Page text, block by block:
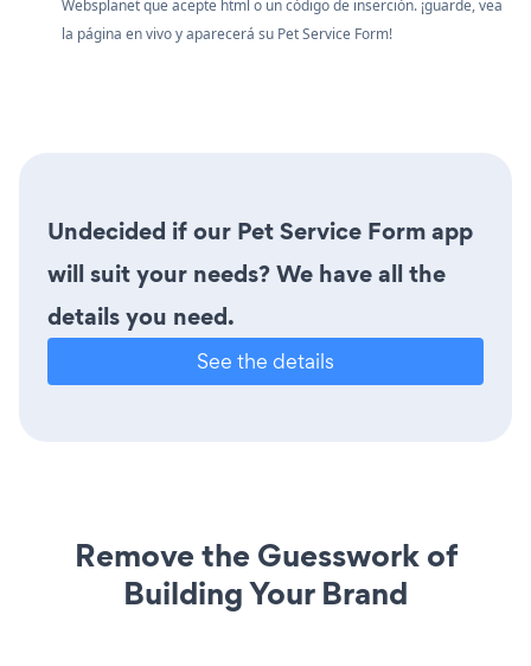
Websplanet que acepte html o un código de inserción. ¡guarde, vea
la página en vivo y aparecerá su Pet Service Form!
Undecided if our Pet Service Form app
will suit your needs? We have all the
details you need.
See the details
Remove the Guesswork of
Building Your Brand